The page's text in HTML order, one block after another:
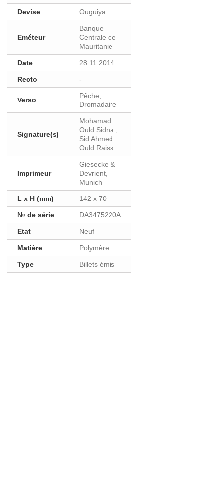
Devise Ouguiya
Eméteur
Banque
Centrale de
Mauritanie
Date 28.11.2014
Recto -
Verso
Pêche,
Dromadaire
Signature(s)
Mohamad
Ould Sidna ;
Sid Ahmed
Ould Raiss
Imprimeur
Giesecke &
Devrient,
Munich
L x H (mm) 142 x 70
№ de série DA3475220A
Etat Neuf
Matière Polymère
Type Billets émis